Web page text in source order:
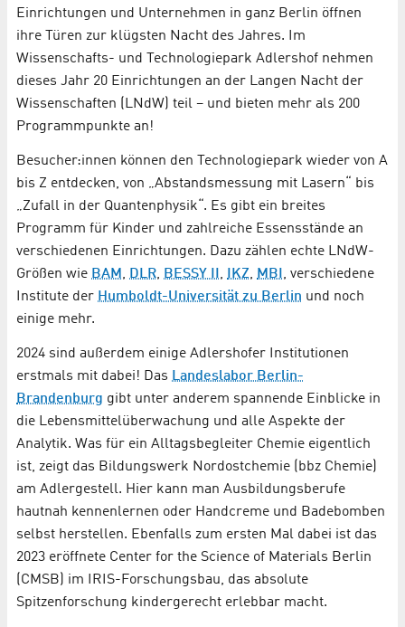
Einrichtungen und Unternehmen in ganz Berlin öffnen
ihre Türen zur klügsten Nacht des Jahres. Im
Wissenschafts- und Technologiepark Adlershof nehmen
dieses Jahr 20 Einrichtungen an der Langen Nacht der
Wissenschaften (LNdW) teil – und bieten mehr als 200
Programmpunkte an!
Besucher:innen können den Technologiepark wieder von A
bis Z entdecken, von „Abstandsmessung mit Lasern“ bis
„Zufall in der Quantenphysik“. Es gibt ein breites
Programm für Kinder und zahlreiche Essensstände an
verschiedenen Einrichtungen. Dazu zählen echte LNdW-
Größen wie BAM , DLR, BESSY II , IKZ, MBI , verschiedene
Institute der Humboldt-Universität zu Berlin und noch
einige mehr.
2024 sind außerdem einige Adlershofer Institutionen
erstmals mit dabei! Das Landeslabor Berlin-
Brandenburg gibt unter anderem spannende Einblicke in
die Lebensmittelüberwachung und alle Aspekte der
Analytik. Was für ein Alltagsbegleiter Chemie eigentlich
ist, zeigt das Bildungswerk Nordostchemie (bbz Chemie)
am Adlergestell. Hier kann man Ausbildungsberufe
hautnah kennenlernen oder Handcreme und Badebomben
selbst herstellen. Ebenfalls zum ersten Mal dabei ist das
2023 eröffnete Center for the Science of Materials Berlin
(CMSB) im IRIS-Forschungsbau, das absolute
Spitzenforschung kindergerecht erlebbar macht.